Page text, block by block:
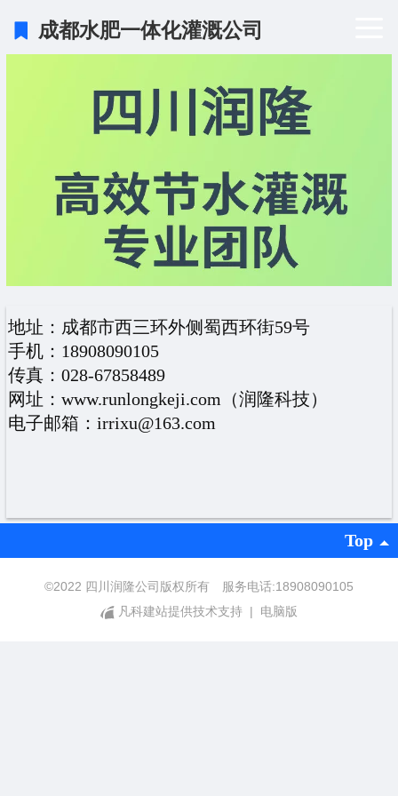
成都水肥一体化灌溉公司
地址：成都市西三环外侧蜀西环街59号
手机：18908090105
传真：028-67858489
网址：www.runlongkeji.com（润隆科技）
电子邮箱：irrixu@163.com
Top
©2022 四川润隆公司版权所有 服务电话:18908090105
凡科建站提供技术支持
| 电脑版